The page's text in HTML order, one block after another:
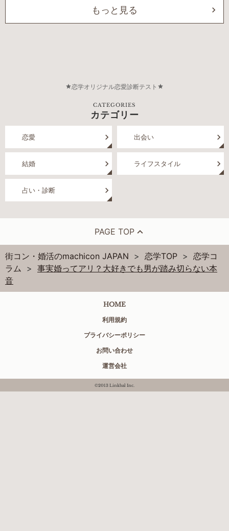
もっと見る
恋学オリジナル恋愛診断テスト
CATEGORIES
カテゴリー
恋愛 出会い
結婚 ライフスタイル
占い・診断
PAGE TOP
街コン・婚活のmachicon JAPAN 恋学TOP
恋学コ
ラム
事実婚ってアリ？大好きでも男が踏み切らない本
音
HOME
利用規約
プライバシーポリシー
お問い合わせ
運営会社
©2013 Linkbal Inc.